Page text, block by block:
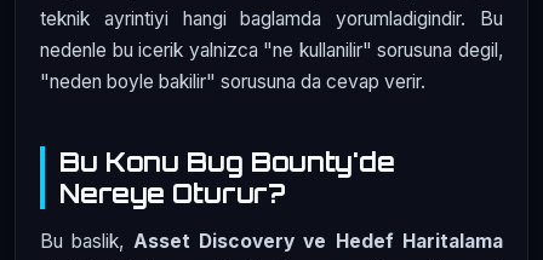
teknik ayrintiyi hangi baglamda yorumladigindir. Bu
nedenle bu icerik yalnizca "ne kullanilir" sorusuna degil,
"neden boyle bakilir" sorusuna da cevap verir.
Bu Konu Bug Bounty'de
Nereye Oturur?
Bu baslik, Asset Discovery ve Hedef Haritalama